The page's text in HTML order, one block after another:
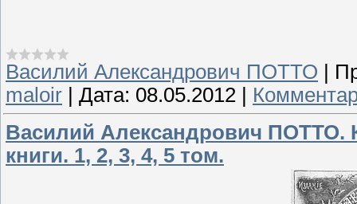
Василий Александрович ПОТТО |
maloir | Дата: 08.05.2012 |
Василий Александрович
книги. 1, 2, 3, 4, 5 том.